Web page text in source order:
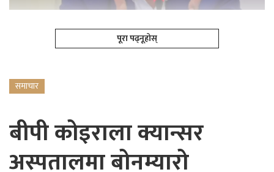
पूरा पढ्नूहोस्
समाचार
बीपी कोइराला क्यान्सर
अस्पतालमा बोनम्यारो